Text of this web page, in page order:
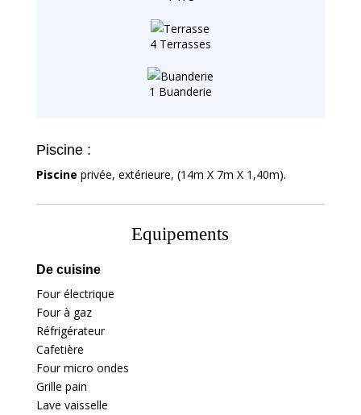
4 Terrasses
1 Buanderie
Piscine :
Piscine privée, extérieure, (14m X 7m X 1,40m).
Equipements
De cuisine
Four électrique
Four à gaz
Réfrigérateur
Cafetière
Four micro ondes
Grille pain
Lave vaisselle